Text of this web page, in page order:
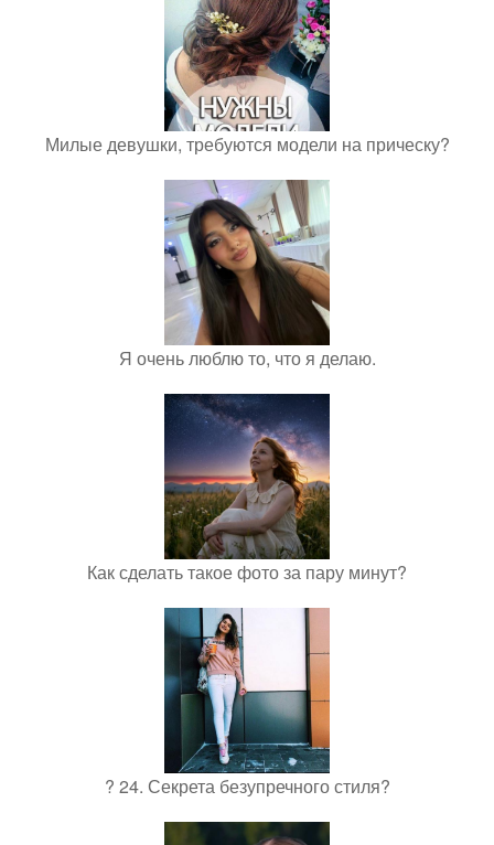
Милые девушки, требуются модели на прическу?
Я очень люблю то, что я делаю.
Как сделать такое фото за пару минут?
? 24. Секрета безупречного стиля?